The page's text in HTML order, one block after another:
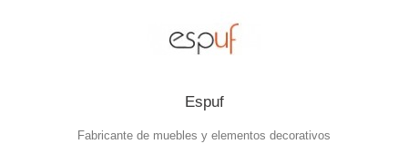
Espuf
Fabricante de muebles y elementos decorativos